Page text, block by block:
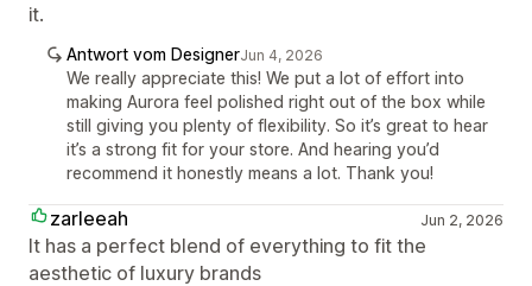
it.
Antwort vom DesignerJun 4, 2026
We really appreciate this! We put a lot of effort into
making Aurora feel polished right out of the box while
still giving you plenty of flexibility. So it’s great to hear
it’s a strong fit for your store. And hearing you’d
recommend it honestly means a lot. Thank you!
zarleeah Jun 2, 2026
It has a perfect blend of everything to fit the
aesthetic of luxury brands